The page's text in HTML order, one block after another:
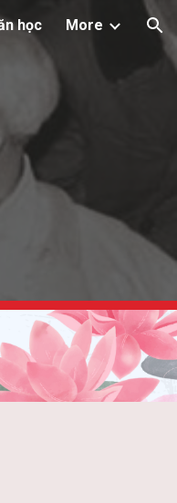
học More